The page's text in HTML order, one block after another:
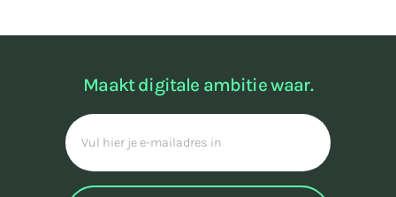
Maakt digitale ambitie waar.